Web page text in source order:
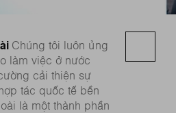
Chúng tôi luôn ủng
làm việc ở nước
cải thiện sự
tác quốc tế bền
là một thành phần